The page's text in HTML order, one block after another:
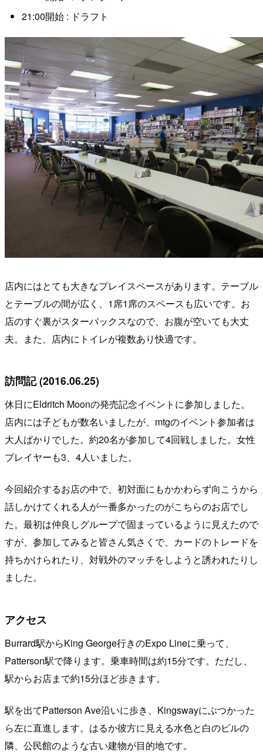
21:00開始 : ドラフト
店内にはとても大きなプレイスペースがあります。テーブル
とテーブルの間が広く、1席1席のスペースも広いです。お
店のすぐ裏がスターバックスなので、お腹が空いても大丈
夫。また、店内にトイレが複数あり快適です。
訪問記 (2016.06.25)
休日にEldritch Moonの発売記念イベントに参加しました。
店内には子どもが数名いましたが、mtgのイベント参加者は
大人ばかりでした。約20名が参加して4回戦しました。女性
プレイヤーも3、4人いました。
今回紹介するお店の中で、初対面にもかかわらず向こうから
話しかけてくれる人が一番多かったのがこちらのお店でし
た。最初は仲良しグループで固まっているように見えたので
すが、参加してみると皆さん気さくで、カードのトレードを
持ちかけられたり、対戦外のマッチをしようと誘われたりし
ました。
アクセス
Burrard駅からKing George行きのExpo Lineに乗って、
Patterson駅で降ります。乗車時間は約15分です。ただし、
駅からお店まで約15分ほど歩きます。
駅を出てPatterson Ave沿いに歩き、Kingswayにぶつかった
ら左に直進します。はるか彼方に見える水色と白のビルの
隣、公民館のような古い建物が目的地です。